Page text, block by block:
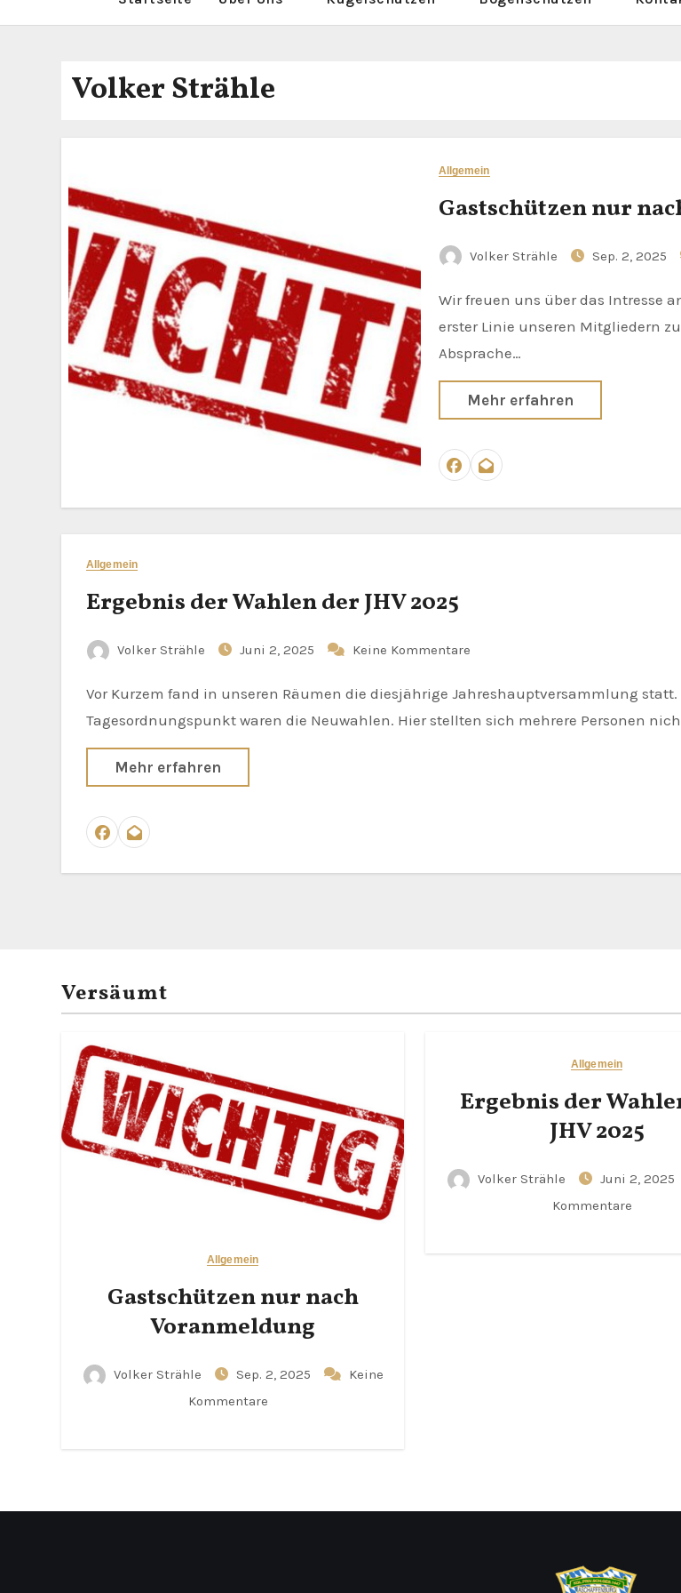
Volker Strähle
Allgemein
Gastschützen nur
Volker Strähle Sep. 2, 2025
Wir freuen uns über das Intresse an unserer Anlage. Die Kapazität ist jedoch begrenzt und soll in
erster Linie unseren Mitgliedern
Absprache…
Mehr erfahren
Allgemein
Ergebnis der Wahlen der JHV 2025
Volker Strähle Juni 2, 2025 Keine Kommentare
Vor Kurzem fand in unseren Räumen die diesjährige Jahreshauptversammlung statt. Die Versammlung war hervoragend besucht. Wichtigster
Tagesordnungspunkt waren die Neuwahlen. Hier stellten sich mehrere Personen
Mehr erfahren
Versäumt
Allgemein
Gastschützen nur nach
Voranmeldung
Volker Strähle Sep. 2, 2025
Keine
Kommentare
Allgemein
Ergebnis der
JHV 2025
Volker Strähle Juni 2, 2025
Kommentare